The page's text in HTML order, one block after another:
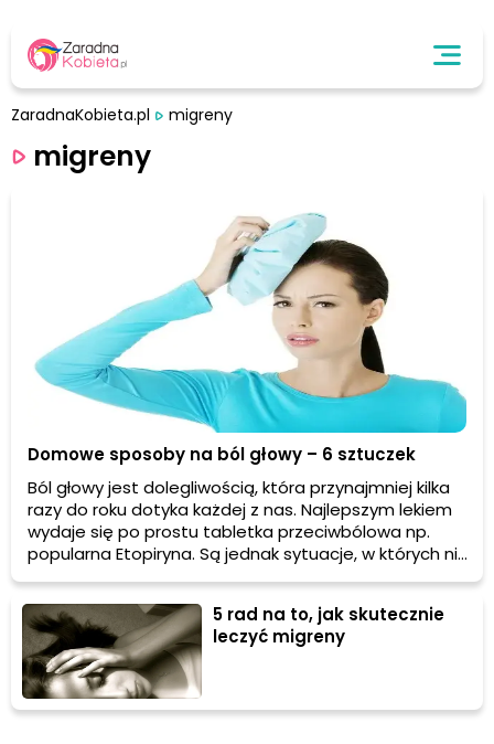
ZaradnaKobieta.pl migreny
migreny
Domowe sposoby na ból głowy – 6 sztuczek
Ból głowy jest dolegliwością, która przynajmniej kilka
razy do roku dotyka każdej z nas. Najlepszym lekiem
wydaje się po prostu tabletka przeciwbólowa np.
popularna Etopiryna. Są jednak sytuacje, w których nie
sposób zdobyć leku a ból jest na tyle uciążliwy, że nie
można normalnie funkcjonować. Wtedy właśnie
przydaje się znajomość domowych sposobów
zaradczych, które pomogą częściowo lub całkowicie
zniwelować ból głowy. Oto niektóre z nich:
5 rad na to, jak skutecznie
leczyć migreny